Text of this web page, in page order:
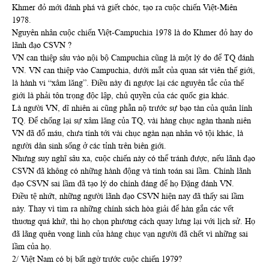
Khmer đỏ mới đánh phá và giết chóc, tạo ra cuộc chiến Việt-Miên
1978.
Nguyên nhân cuộc chiến Việt-Campuchia 1978 là do Khmer đỏ hay do
lãnh đạo CSVN ?
VN can thiệp sâu vào nội bộ Campuchia cũng là một lý do để TQ đánh
VN. VN can thiệp vào Campuchia, dưới mắt của quan sát viên thế giới,
là hành vi “xâm lăng”. Điều này đi ngược lại các nguyên tắc của thế
giới là phải tôn trọng độc lập, chủ quyền của các quốc gia khác.
Là người VN, dĩ nhiên ai cũng phẫn nộ trước sự bạo tàn của quân lính
TQ. Để chống lại sự xâm lăng của TQ, vài hàng chục ngàn thanh niên
VN đã đổ máu, chưa tính tới vài chục ngàn nạn nhân vô tội khác, là
người dân sinh sống ở các tỉnh trên biên giới.
Nhưng suy nghĩ sâu xa, cuộc chiến này có thể tránh được, nếu lãnh đạo
CSVN đã không có những hành động và tính toán sai lầm. Chính lãnh
đạo CSVN sai lầm đã tạo lý do chính đáng để họ Đặng đánh VN.
Điều tệ nhứt, những người lãnh đạo CSVN hiện nay đã thấy sai lầm
này. Thay vì tìm ra những chính sách hòa giải để hàn gắn các vết
thuơng quá khứ, thì họ chọn phương cách quay lưng lại với lịch sử. Họ
đã lãng quên vong linh của hàng chục vạn người đã chết vì những sai
lầm của họ.
2/ Việt Nam có bị bất ngờ trước cuộc chiến 1979?